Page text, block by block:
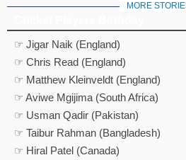
MORE
☞ Jigar Naik (England)
☞ Chris Read (England)
☞ Matthew Kleinveldt (England)
☞ Aviwe Mgijima (South Africa)
☞ Usman Qadir (Pakistan)
☞ Taibur Rahman (Bangladesh)
☞ Hiral Patel (Canada)